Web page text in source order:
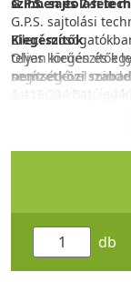
Kiegészítők
Olyan kiegészítők
segítségével
összecsukható
vágódeszkákon át
G.P.S. sajtolási
Elleci
teljes körűen és
nemzetközi
G.P.S. rendszer
biztosítja a
egyenletes
létre, kiaknázva a
hőmérsékletnek,
ütődéseknek is,
db